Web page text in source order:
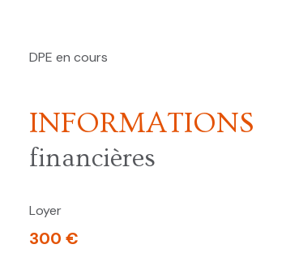
DPE en cours
INFORMATIONS
financières
Loyer
300 €